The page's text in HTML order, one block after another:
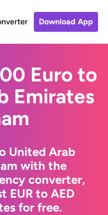
Download App
Euro to
Emirates
United Arab
with the
converter,
EUR to AED
for free.